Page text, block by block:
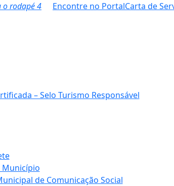
o rodapé4 Encontre no PortalCarta de
– Selo Turismo Responsável
de Comunicação Social